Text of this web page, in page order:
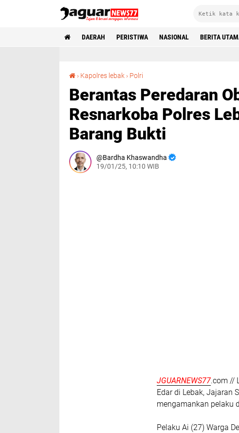
DAERAH PERISTIWA NASIONAL BERITA
› Kapolres lebak › Polri
Berantas Peredaran
Resnarkoba Polres
Barang Bukti
Bardha Khaswandha
19/01/25, 10:10 WIB
JGUARNEWS77.com //
Edar di Lebak, Jajaran
mengamankan pelaku
Pelaku Ai (27) Warga